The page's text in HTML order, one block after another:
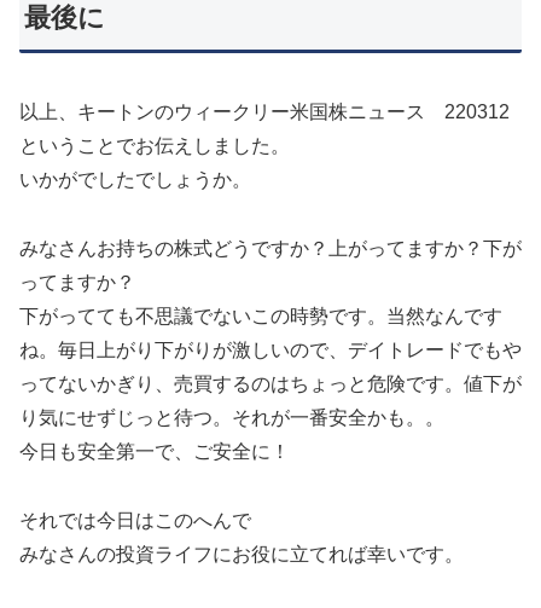
最後に
以上、キートンのウィークリー米国株ニュース 220312
ということでお伝えしました。
いかがでしたでしょうか。
みなさんお持ちの株式どうですか？上がってますか？下が
ってますか？
下がってても不思議でないこの時勢です。当然なんです
ね。毎日上がり下がりが激しいので、デイトレードでもや
ってないかぎり、売買するのはちょっと危険です。値下が
り気にせずじっと待つ。それが一番安全かも。。
今日も安全第一で、ご安全に！
それでは今日はこのへんで
みなさんの投資ライフにお役に立てれば幸いです。